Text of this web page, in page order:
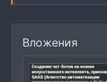
Вложения